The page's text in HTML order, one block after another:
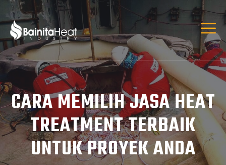
CARA MEMILIH JASA HEAT
TREATMENT TERBAIK
UNTUK PROYEK ANDA